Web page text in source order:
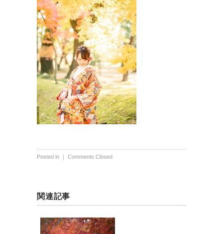
Posted in ｜ Comments Closed
関連記事